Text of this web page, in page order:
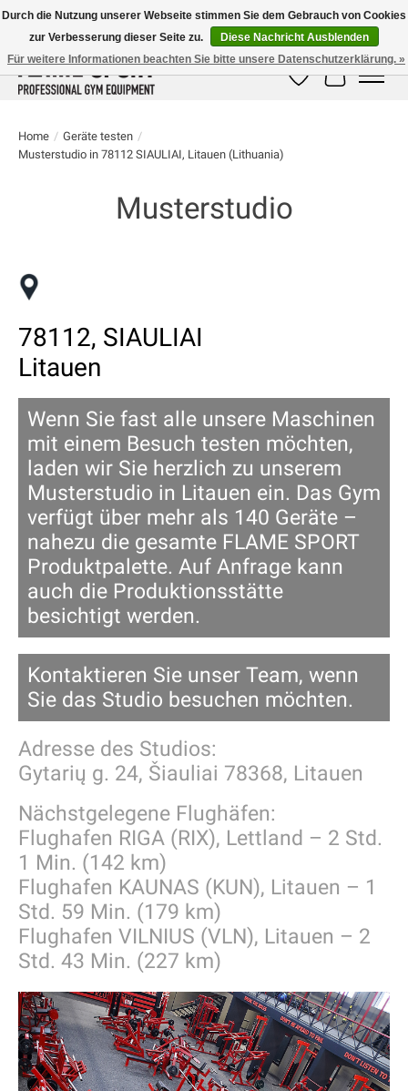
E-MAIL:info@flame-sport.deTEL.: +49 1525 9705 011
Wunschzettel
Ihr
Home / Geräte testen /
Musterstudio in 78112 SIAULIAI, Litauen (Lithuania)
Musterstudio
78112, SIAULIAI
Litauen
Wenn Sie fast alle unsere Maschinen
mit einem Besuch testen möchten,
laden wir Sie herzlich zu unserem
Musterstudio in Litauen ein. Das Gym
verfügt über mehr als 140 Geräte –
nahezu die gesamte FLAME SPORT
Produktpalette. Auf Anfrage kann
auch die Produktionsstätte
besichtigt werden.
Kontaktieren Sie unser Team, wenn
Sie das Studio besuchen möchten.
Adresse des Studios:
Gytarių g. 24, Šiauliai 78368, Litauen
Nächstgelegene Flughäfen:
Flughafen RIGA (RIX), Lettland – 2 Std.
1 Min. (142 km)
Flughafen KAUNAS (KUN), Litauen – 1
Std. 59 Min. (179 km)
Flughafen VILNIUS (VLN), Litauen – 2
Std. 43 Min. (227 km)
Durch die Nutzung unserer Webseite stimmen Sie dem Gebrauch von Cookies
zur Verbesserung dieser Seite zu.
Diese Nachricht Ausblenden
Für weitere Informationen beachten Sie bitte unsere Datenschutzerklärung. »